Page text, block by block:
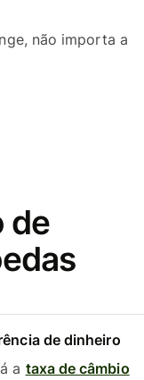
não importa a
de
de dinheiro
a taxa de câmbio